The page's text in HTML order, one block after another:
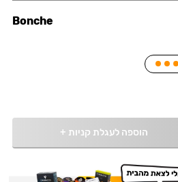
Bonche
הוספה לעגלת קניות +